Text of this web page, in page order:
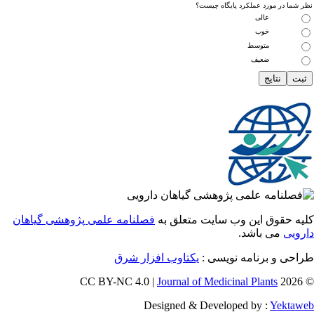
در مورد عملکرد پایگاه چیست؟
متوسط
ضعیف
حقوق این وب سایت متعلق بهفصلنامه علمی پژوهشی گیاهان
می باشد.
و برنامه نویسی :یکتاوب افزار شرق
Journal of Medicinal Plants
Designed & Developed by :